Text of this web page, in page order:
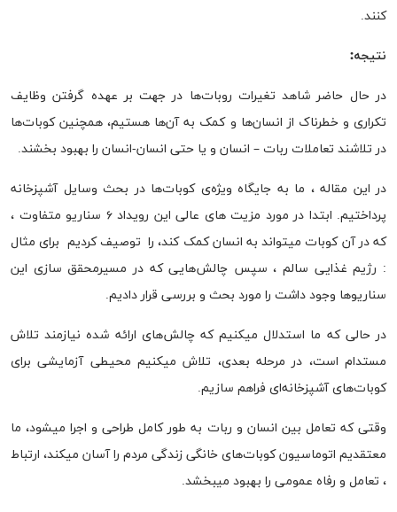
کنند.
نتیجه:
در حال حاضر شاهد تغیرات روبات‌ها در جهت بر عهده گرفتن وظایف
تکراری و خطرناک از انسان‌ها و کمک به آن‌ها هستیم، همچنین کوبات‌ها
در تلاشند تعاملات ربات – انسان و یا حتی انسان-انسان را بهبود بخشند.
در این مقاله ، ما به جایگاه ویژه‌ی کوبات‌ها در بحث وسایل آشپزخانه
پرداختیم. ابتدا در مورد مزیت های عالی این رویداد ۶ سناریو متفاوت ،
که در آن کوبات میتواند به انسان کمک کند، را توصیف کردیم برای مثال
: رژیم غذایی سالم ، سپس چالش‌هایی که در مسیرمحقق سازی این
سناریو‌ها وجود داشت را مورد بحث و بررسی قرار دادیم.
در حالی که ما استدلال میکنیم که چالش‌های ارائه شده نیازمند تلاش
مستدام است، در مرحله بعدی، تلاش میکنیم محیطی آزمایشی برای
کوبات‌های آشپزخانه‌ای فراهم سازیم.
وقتی که تعامل بین انسان و ربات به طور کامل طراحی و اجرا میشود، ما
معتقدیم اتوماسیون کوبات‌های خانگی زندگی مردم را آسان میکند، ارتباط
، تعامل و رفاه عمومی را بهبود میبخشد.